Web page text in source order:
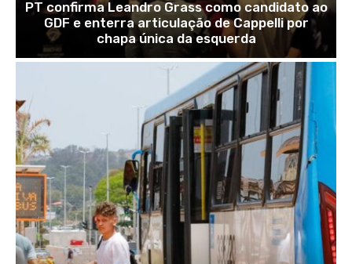
PT confirma Leandro Grass como candidato ao
GDF e enterra articulação de Cappelli por
chapa única da esquerda